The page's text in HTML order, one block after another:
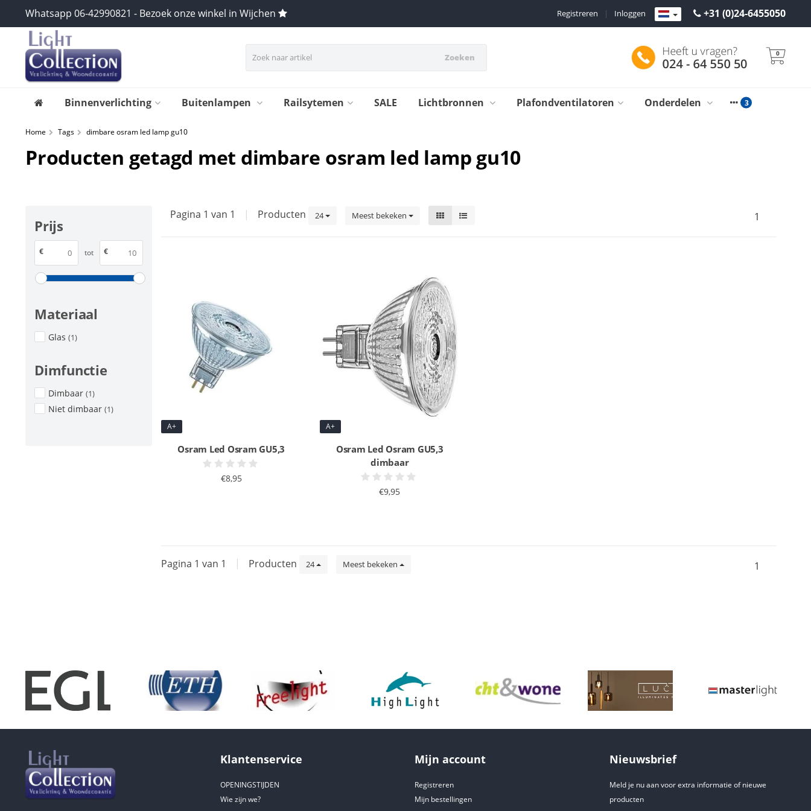
Whatsapp 06-42990821 - Bezoek onze winkel in Wijchen +31 (0)24-6455050
Inloggen
|
Registreren
Zoeken 0
Binnenverlichting Buitenlampen Railsytemen SALE Lichtbronnen Plafondventilatoren Onderdelen
Home Tags dimbare osram led lamp gu10
Producten getagd met dimbare osram led lamp gu10
Prijs
€ tot €
Materiaal
Glas (1)
Dimfunctie
Dimbaar (1)
Niet dimbaar (1)
Pagina 1 van 1 | Producten 24 Meest bekeken 1
A+
Osram Led Osram GU5,3
€8,95
A+
Osram Led Osram GU5,3
dimbaar
€9,95
Pagina 1 van 1 | Producten 24 Meest bekeken 1
Klantenservice
OPENINGSTIJDEN
Wie zijn we?
Mijn account
Registreren
Mijn bestellingen
Nieuwsbrief
Meld je nu aan voor extra informatie of nieuwe
producten